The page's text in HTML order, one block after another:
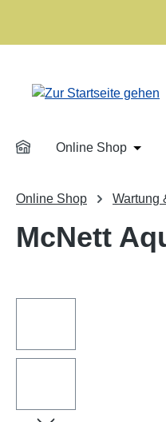
Online Shop
Online Shop Wartung
McNett